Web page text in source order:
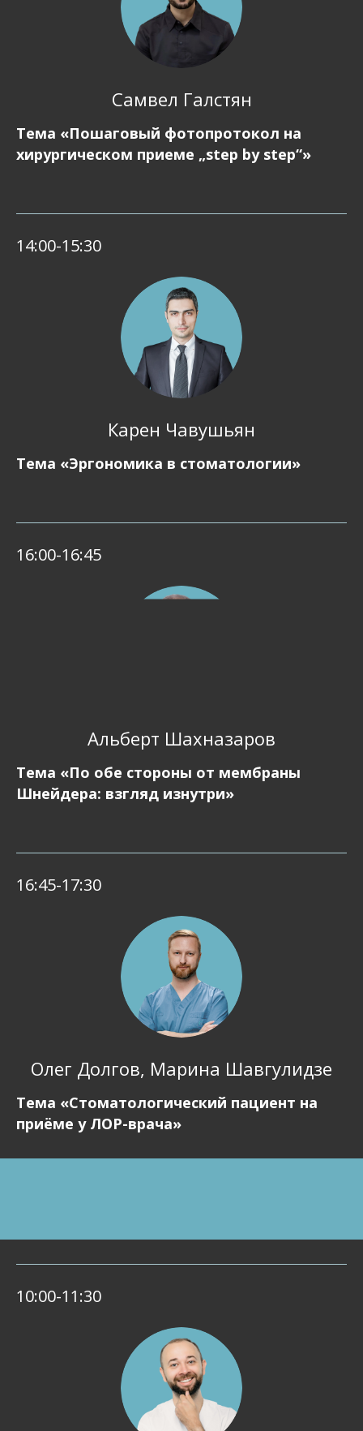
Самвел Галстян
Тема «Пошаговый фотопротокол на
хирургическом приеме „step by step“»
14:00-15:30
Карен Чавушьян
Тема «Эргономика в стоматологии»
16:00-16:45
Альберт Шахназаров
Тема «По обе стороны от мембраны
Шнейдера: взгляд изнутри»
16:45-17:30
Олег Долгов, Марина Шавгулидзе
Тема «Стоматологический пациент на
приёме у ЛОР-врача»
10:00-11:30